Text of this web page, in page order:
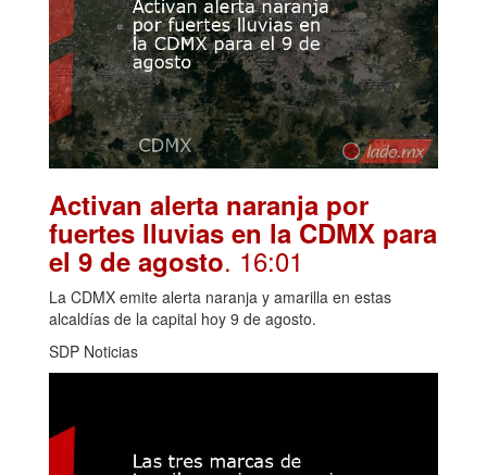
Activan alerta naranja por
fuertes lluvias en la CDMX para
el 9 de agosto. 16:01
La CDMX emite alerta naranja y amarilla en estas
alcaldías de la capital hoy 9 de agosto.
SDP Noticias